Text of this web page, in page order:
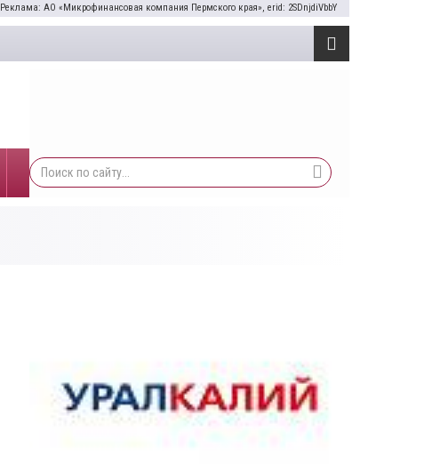
Реклама: АО «Микрофинансовая компания Пермского края», erid: 2SDnjdiVbbY